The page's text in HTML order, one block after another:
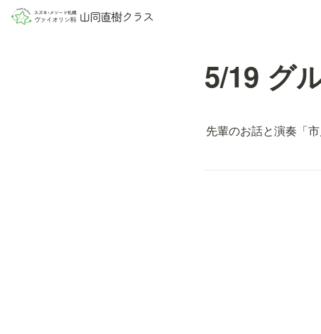
5/19 グ
先輩のお話と演奏「市